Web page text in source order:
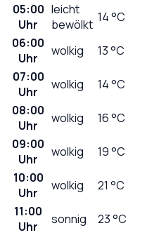
05:00
Uhr
leicht
bewölkt 14°C
06:00
Uhr
wolkig 13°C
07:00
Uhr
wolkig 14°C
08:00
Uhr
wolkig 16°C
09:00
Uhr
wolkig 19°C
10:00
Uhr
wolkig 21 °C
11:00
Uhr
sonnig 23°C